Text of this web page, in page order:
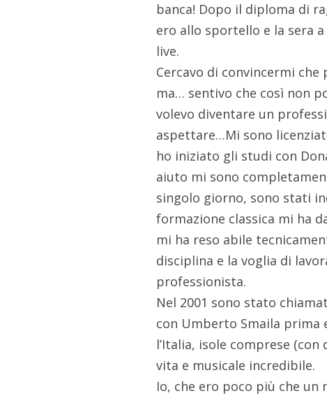
banca! Dopo il diploma di
ero allo sportello e la sera
live.
Cercavo di convincermi
ma… sentivo che così non
volevo diventare un
aspettare…Mi sono
ho iniziato gli studi con
aiuto mi sono
singolo giorno, sono stati
formazione classica mi ha
mi ha reso abile
disciplina e la voglia di
professionista.
Nel 2001 sono stato
con Umberto Smaila prima
l’Italia, isole comprese (con
vita e musicale incredibile.
Io, che ero poco più che un